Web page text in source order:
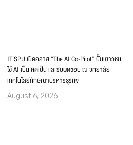
IT SPU เปิดคลาส “The AI Co-Pilot” ปั้นเยาวชน
ใช้ AI เป็น คิดเป็น และรับผิดชอบ ณ วิทยาลัย
เทคโนโลยีทักษิณาบริหารธุรกิจ
August 6, 2026